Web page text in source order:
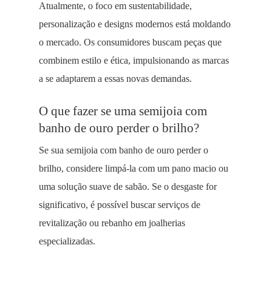
Atualmente, o foco em sustentabilidade,
personalização e designs modernos está moldando
o mercado. Os consumidores buscam peças que
combinem estilo e ética, impulsionando as marcas
a se adaptarem a essas novas demandas.
O que fazer se uma semijoia com
banho de ouro perder o brilho?
Se sua semijoia com banho de ouro perder o
brilho, considere limpá-la com um pano macio ou
uma solução suave de sabão. Se o desgaste for
significativo, é possível buscar serviços de
revitalização ou rebanho em joalherias
especializadas.